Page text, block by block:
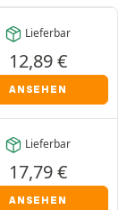
Lieferbar
12,89€
ANSEHEN
Lieferbar
17,79€
ANSEHEN